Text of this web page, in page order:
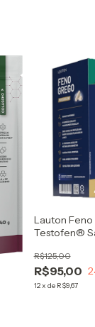
Lauton
Testofen®
R$95,00
R$125,00
12x de R$9,67